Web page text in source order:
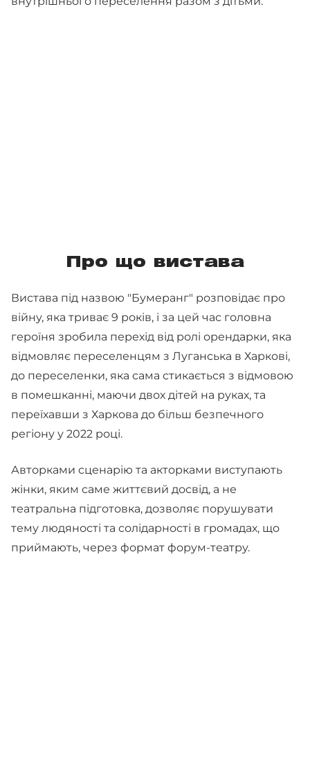
Про що вистава
Вистава під назвою "Бумеранг" розповідає про
війну, яка триває 9 років, і за цей час головна
героїня зробила перехід від ролі орендарки, яка
відмовляє переселенцям з Луганська в Харкові,
до переселенки, яка сама стикається з відмовою
в помешканні, маючи двох дітей на руках, та
переїхавши з Харкова до більш безпечного
регіону у 2022 році.
Авторками сценарію та акторками виступають
жінки, яким саме життєвий досвід, а не
театральна підготовка, дозволяє порушувати
тему людяності та солідарності в громадах, що
приймають, через формат форум-театру.